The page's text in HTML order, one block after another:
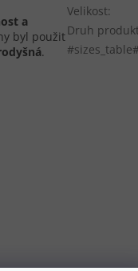
a
byl použit
.
Velikost:
Druh